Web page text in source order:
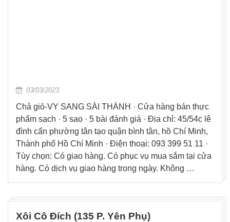
03/03/2023
Chả giò-VY SANG SÀI THÀNH · Cửa hàng bán thực
phẩm sạch · 5 sao · 5 bài đánh giá · Địa chỉ: 45/54c lê
đình cẩn phường tân tạo quận bình tân, hồ Chí Minh,
Thành phố Hồ Chí Minh · Điện thoại: 093 399 51 11 ·
Tùy chọn: Có giao hàng. Có phục vụ mua sắm tại cửa
hàng. Có dịch vụ giao hàng trong ngày. Không …
Xôi Cô Đích (135 P. Yên Phụ)